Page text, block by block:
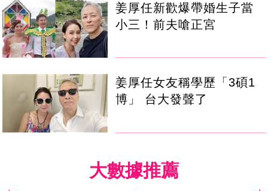
姜厚任新歡爆帶婚生子當
小三！前夫嗆正宮
姜厚任女友稱學歷「3碩1
博」 台大發聲了
大數據推薦